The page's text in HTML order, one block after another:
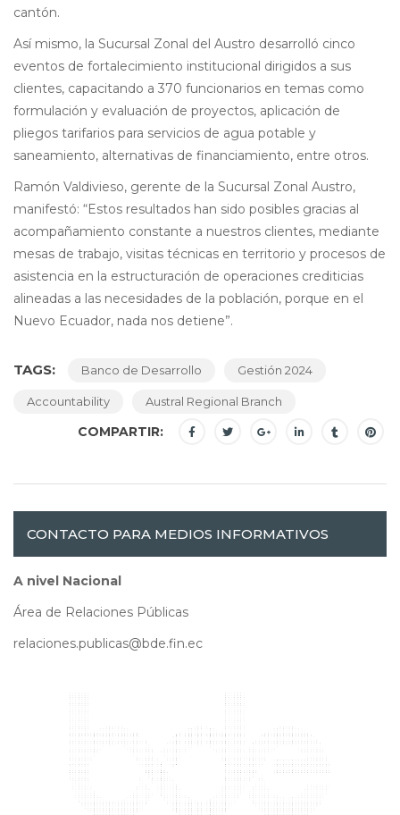
cantón.
Así mismo, la Sucursal Zonal del Austro desarrolló cinco
eventos de fortalecimiento institucional dirigidos a sus
clientes, capacitando a 370 funcionarios en temas como
formulación y evaluación de proyectos, aplicación de
pliegos tarifarios para servicios de agua potable y
saneamiento, alternativas de financiamiento, entre otros.
Ramón Valdivieso, gerente de la Sucursal Zonal Austro,
manifestó: “Estos resultados han sido posibles gracias al
acompañamiento constante a nuestros clientes, mediante
mesas de trabajo, visitas técnicas en territorio y procesos de
asistencia en la estructuración de operaciones crediticias
alineadas a las necesidades de la población, porque en el
Nuevo Ecuador, nada nos detiene”.
TAGS: Banco de Desarrollo Gestión 2024
Accountability Austral Regional Branch
COMPARTIR:
CONTACTO PARA MEDIOS INFORMATIVOS
A nivel Nacional
Área de Relaciones Públicas
relaciones.publicas@bde.fin.ec